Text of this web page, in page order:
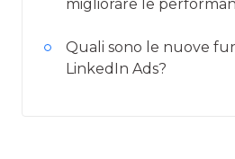
migliorare le
Quali sono le nuove
LinkedIn Ads?